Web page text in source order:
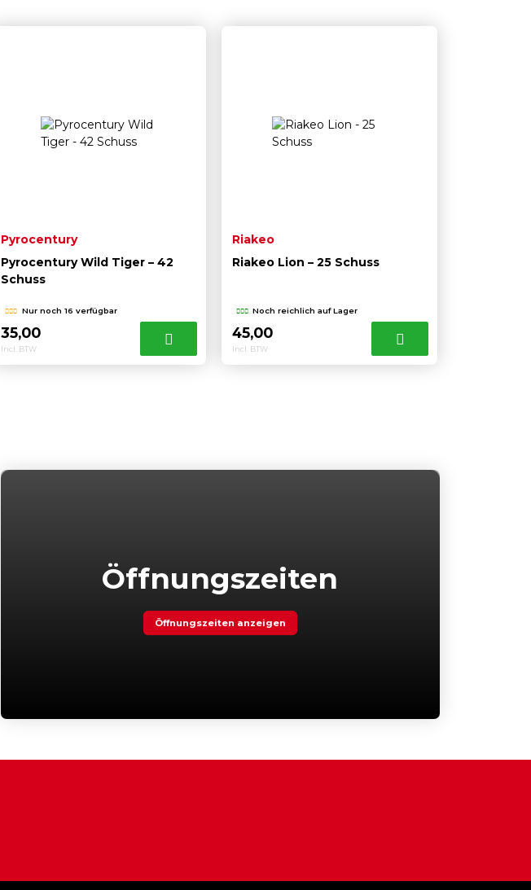
Pyrocentury
Pyrocentury Wild Tiger – 42
Schuss
Nur noch 16 verfügbar
35,00
Incl. BTW
Riakeo
Riakeo Lion – 25 Schuss
Noch reichlich auf Lager
45,00
Incl. BTW
Öffnungszeiten
Öffnungszeiten anzeigen